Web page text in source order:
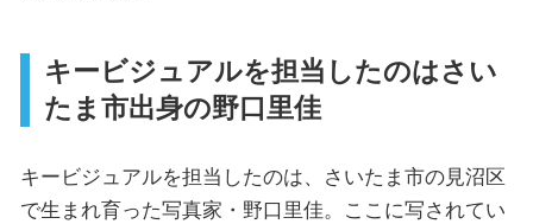
キービジュアルを担当したのはさい
たま市出身の野口里佳
キービジュアルを担当したのは、さいたま市の見沼区
で生まれ育った写真家・野口里佳。ここに写されてい